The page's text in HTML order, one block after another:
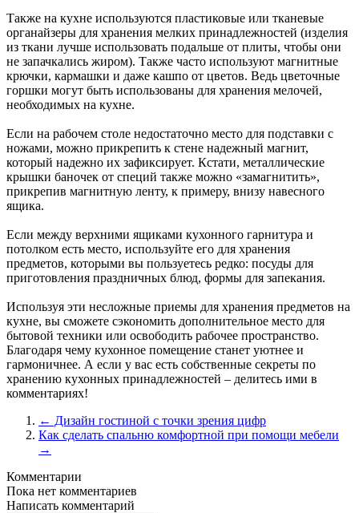
Также на кухне используются пластиковые или тканевые
органайзеры для хранения мелких принадлежностей (изделия
из ткани лучше использовать подальше от плиты, чтобы они
не запачкались жиром). Также часто используют магнитные
крючки, кармашки и даже кашпо от цветов. Ведь цветочные
горшки могут быть использованы для хранения мелочей,
необходимых на кухне.
Если на рабочем столе недостаточно место для подставки с
ножами, можно прикрепить к стене надежный магнит,
который надежно их зафиксирует. Кстати, металлические
крышки баночек от специй также можно «замагнитить»,
прикрепив магнитную ленту, к примеру, внизу навесного
ящика.
Если между верхними ящиками кухонного гарнитура и
потолком есть место, используйте его для хранения
предметов, которыми вы пользуетесь редко: посуды для
приготовления праздничных блюд, формы для запекания.
Используя эти несложные приемы для хранения предметов на
кухне, вы сможете сэкономить дополнительное место для
бытовой техники или освободить рабочее пространство.
Благодаря чему кухонное помещение станет уютнее и
гармоничнее. А если у вас есть собственные секреты по
хранению кухонных принадлежностей – делитесь ими в
комментариях!
← Дизайн гостиной с точки зрения цифр
Как сделать спальню комфортной при помощи мебели
→
Комментарии
Пока нет комментариев
Написать комментарий